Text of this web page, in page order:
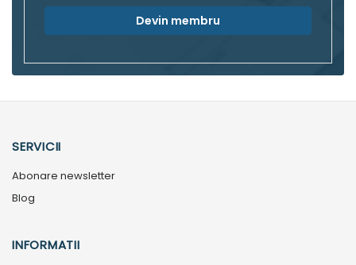
Devin membru
SERVICII
Abonare newsletter
Blog
INFORMATII